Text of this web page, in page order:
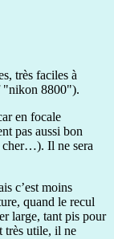
très faciles à
"nikon 8800").
en focale
pas aussi bon
cher…). Il ne sera
c’est moins
quand le recul
large, tant pis pour
très utile, il ne